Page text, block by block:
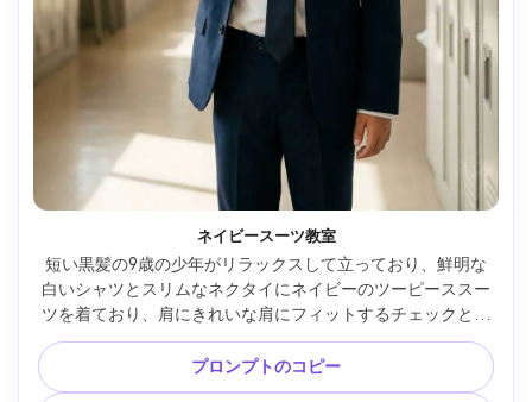
ネイビースーツ教室
短い黒髪の9歳の少年がリラックスして立っており、鮮明な
白いシャツとスリムなネクタイにネイビーのツーピーススー
ツを着ており、肩にきれいな肩にフィットするチェックと裾
がフレームにどのように座っているかを示しています。背景:
ロッカー付きの明るい学校の廊下、柔らかいウィンドウライ
ト、Sony A7IV 50mm、ウエストアップフレーム、ナチュラ
プロンプトのコピー